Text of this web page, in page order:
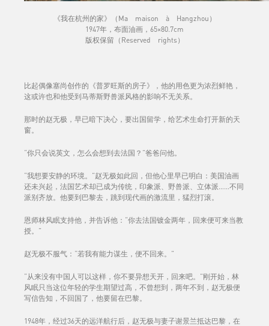
《我在杭州的家》（Ma maison à Hangzhou）
1947年，布面油画，65×80.7cm
版权保留（Reserved rights）
比起偶像塞尚创作的《普罗旺斯的房子》，他的用色更为浓烈鲜艳，
这或许也和他受到马蒂斯野兽派风格的影响不无关系。
那时的赵无极，早已暗下决心，要出国留学，给艺术生命打开新的天
窗。
“你只会说英文，怎么会想到去法国？”爸爸问他。
“我想要安静的环境。”赵无极如此回，但他心里早已明白：美国油画
还未兴起，法国艺术却已成为传统，印象派、野兽派、立体派……不同
派别齐放。他要到巴黎去，跳到现代画的激流里，猛烈打滚。
恩师林风眠支持他，并告诉他：“你去法国镀金两年，回来便可来当教
授。”
赵无极不服气：“若我有能力谋生，便不回来。”
“从来没有中国人可以这样，你不要异想天开，回来吧。”刚开始，林
风眠只当这位年轻的学生期望过高，不曾想到，两年不到，赵无极便
写信告知，不回国了，他要留在巴黎。
1948年，经过36天的远洋航行后，赵无极与妻子谢景兰抵达巴黎，在